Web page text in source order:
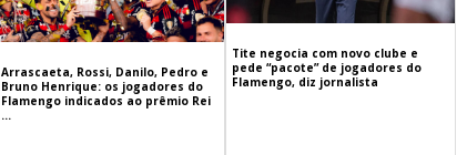
Arrascaeta, Rossi, Danilo, Pedro e
Bruno Henrique: os jogadores do
Flamengo indicados ao prêmio Rei
...
Tite negocia com novo clube e
pede “pacote” de jogadores do
Flamengo, diz jornalista